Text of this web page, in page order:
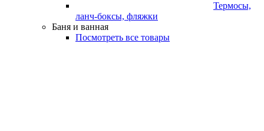
Термосы,
ланч-боксы, фляжки
Баня и ванная
Посмотреть все товары